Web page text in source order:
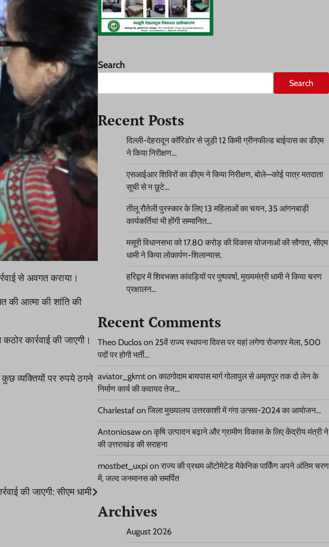
से अवगत कराया।
की आत्मा की शांति की
कार्रवाई की जाएगी।
कुछ व्यक्तियों पर रुपये ठगने
की जाएगी: सीएम धामी
Search
Search
Recent Posts
दिल्ली-देहरादून कॉरिडोर से जुड़ी 12 किमी ग्रीनफील्ड बाईपास का डीएम
ने किया निरीक्षण…
एसआईआर शिविरों का डीएम ने किया निरीक्षण, बोले—कोई पात्र मतदाता
सूची से न छूटे…
तीलू रौतेली पुरस्कार के लिए 13 महिलाओं का चयन, 35 आंगनबाड़ी
कार्यकर्तियां भी होंगी सम्मानित…
मसूरी विधानसभा को 17.80 करोड़ की विकास योजनाओं की सौगात, सीएम
धामी ने किया लोकार्पण-शिलान्यास.
हरिद्वार में शिवभक्त कांवड़ियों पर पुष्पवर्षा, मुख्यमंत्री धामी ने किया चरण
प्रक्षालन…
Recent Comments
Theo Ducloson 25वें राज्य स्थापना दिवस पर यहां लगेगा रोजगार मेला, 500
पदों पर होगी भर्ती…
aviator_gkmtonकाठगोदाम बायपास मार्ग गोलापुल से अमृतपुर तक दो लेन के
निर्माण कार्य की कवायद तेज…
Charlestafonजिला मुख्यालय उत्तरकाशी में गंगा उत्सव-2024 का आयोजन…
Antoniosawonकृषि उत्पादन बढ़ाने और ग्रामीण विकास के लिए केंद्रीय मंत्री ने
की उत्तराखंड की सराहना
mostbet_uxpionराज्य की प्रथम ऑटोमेटेड मैकेनिक पार्किंग अपने अंतिम चरण
में, जल्द जनमानस को समर्पित
Archives
August 2026